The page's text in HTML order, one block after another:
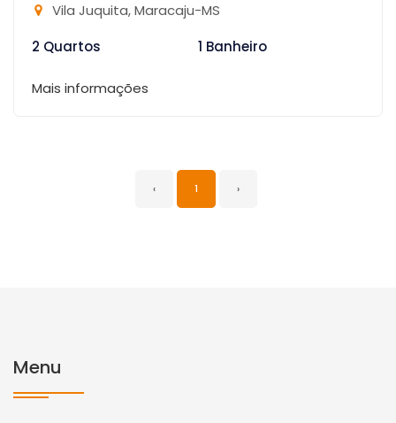
Vila Juquita, Maracaju-MS
2 Quartos
1 Banheiro
Mais informações
‹ 1 ›
Menu